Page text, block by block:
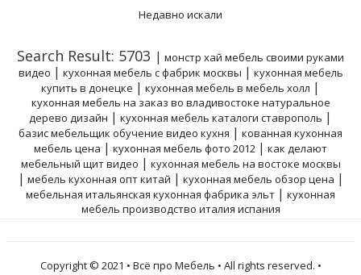
Недавно искали
Search Result: 5703 | монстр хай мебель своими руками
видео | кухонная мебель с фабрик москвы | кухонная мебель
купить в донецке | кухонная мебель в мебель холл |
кухонная мебель на заказ во владивостоке натуральное
дерево дизайн | кухонная мебель каталоги ставрополь |
базис мебельщик обучение видео кухня | кованная кухонная
мебель цена | кухонная мебель фото 2012 | как делают
мебельный щит видео | кухонная мебель на востоке москвы
| мебель кухонная опт китай | кухонная мебель обзор цена |
мебельная итальянская кухонная фабрика эльт | кухонная
мебель производство италия испания
Copyright © 2021 • Всё про Мебель • All rights reserved. •